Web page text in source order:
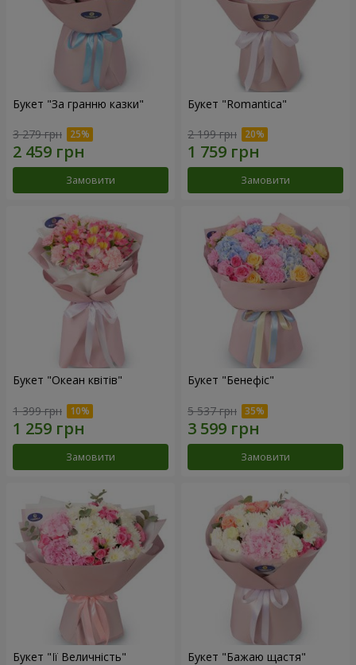
Букет "За гранню казки"
3 279 грн
Замовити
Букет "Romantica"
2 199 грн
Замовити
Букет "Океан квітів"
1 399 грн
Замовити
Букет "Бенефіс"
5 537 грн
Замовити
Букет "Її Величність" Букет "Бажаю щастя"